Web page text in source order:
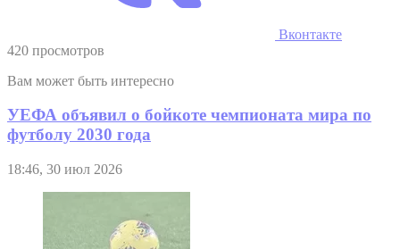
Вконтакте
420 просмотров
Вам может быть интересно
УЕФА объявил о бойкоте чемпионата мира по
футболу 2030 года
18:46, 30 июл 2026